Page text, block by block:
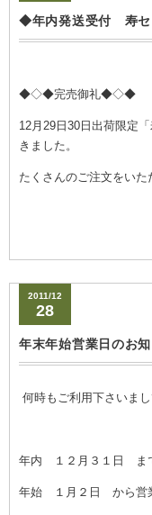
◆年内発送受付 寿
◆◇◆完売御礼◆◇◆
12月29日30日出荷限定
きました。
たくさんのご注文をいた
2011/12
28
年末年始営業日のお
何時もご利用下さいま
年内 １２月３１日 ま
年始 １月２日 から営